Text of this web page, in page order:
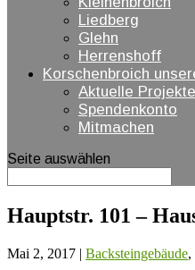
Liedberg
Glehn
Herrenshoff
Korschenbroich
Aktuelle Projekte
Spendenkonto
Mitmachen
Seite auswählen
Hauptstr. 101 –
Mai 2, 2017 | Backsteingebäude,